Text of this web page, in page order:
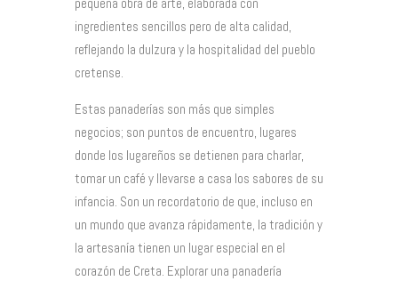
ingredientes sencillos pero de alta calidad,
reflejando la dulzura y la hospitalidad del pueblo
cretense.
Estas panaderías son más que simples
negocios; son puntos de encuentro, lugares
donde los lugareños se detienen para charlar,
tomar un café y llevarse a casa los sabores de su
infancia. Son un recordatorio de que, incluso en
un mundo que avanza rápidamente, la tradición y
la artesanía tienen un lugar especial en el
corazón de Creta. Explorar una panadería